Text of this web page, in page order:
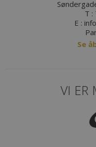
T :
E :
Se
VI ER